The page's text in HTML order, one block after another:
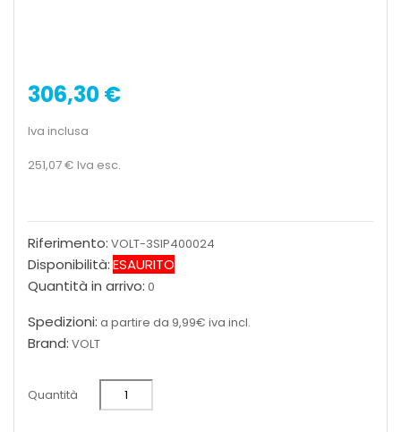
306,30 €
Iva inclusa
251,07 € Iva esc.
Riferimento: VOLT-3SIP400024
Disponibilità:ESAURITO
Quantità in arrivo: 0
Spedizioni: a partire da 9,99€ iva incl.
Brand: VOLT
Quantità